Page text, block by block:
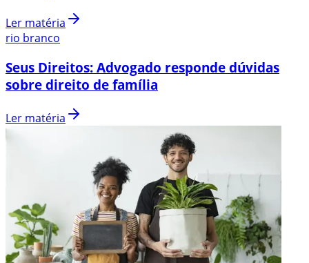
Ler matéria
rio branco
Seus Direitos: Advogado responde dúvidas
sobre direito de família
Ler matéria